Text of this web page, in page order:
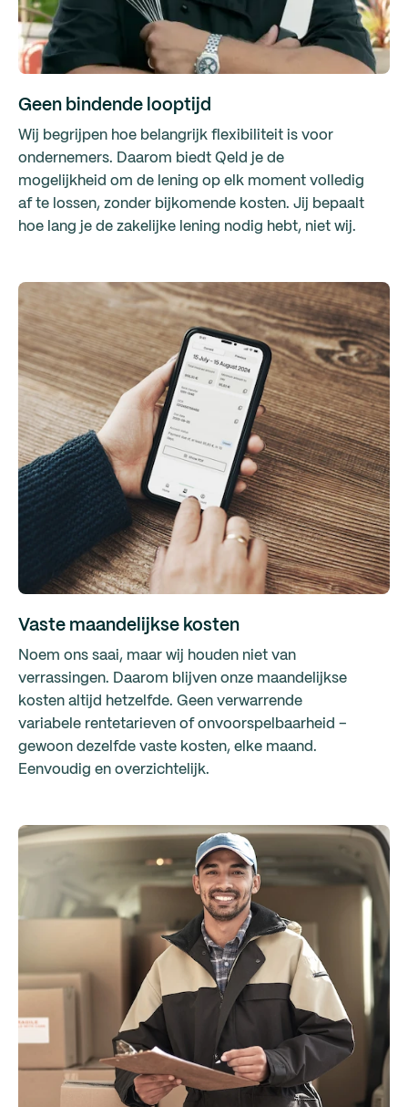
Geen bindende looptijd
Wij begrijpen hoe belangrijk flexibiliteit is voor
ondernemers. Daarom biedt Qeld je de
mogelijkheid om de lening op elk moment volledig
af te lossen, zonder bijkomende kosten. Jij bepaalt
hoe lang je de zakelijke lening nodig hebt, niet wij.
Vaste maandelijkse kosten
Noem ons saai, maar wij houden niet van
verrassingen. Daarom blijven onze maandelijkse
kosten altijd hetzelfde. Geen verwarrende
variabele rentetarieven of onvoorspelbaarheid –
gewoon dezelfde vaste kosten, elke maand.
Eenvoudig en overzichtelijk.